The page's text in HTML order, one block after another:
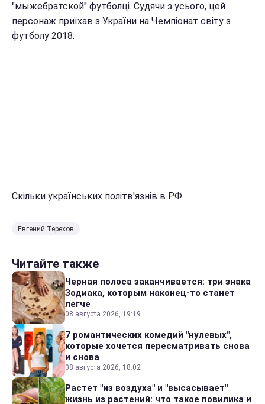
"мыжебратской" футболці. Судячи з усього, цей
персонаж приїхав з України на Чемпіонат світу з
футболу 2018.
Скільки українських політв'язнів в РФ
Евгений Терехов
Читайте также
Черная полоса заканчивается: три знака
Зодиака, которым наконец-то станет
легче
08 августа 2026, 19:19
7 романтических комедий "нулевых",
которые хочется пересматривать снова
и снова
08 августа 2026, 18:02
Растет "из воздуха" и "высасывает"
жизнь из растений: что такое повилика и